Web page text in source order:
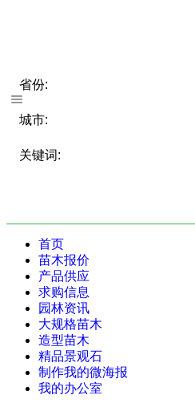
省份:
城市:
关键词:
首页
苗木报价
产品供应
求购信息
园林资讯
大规格苗木
造型苗木
精品景观石
制作我的微海报
我的办公室